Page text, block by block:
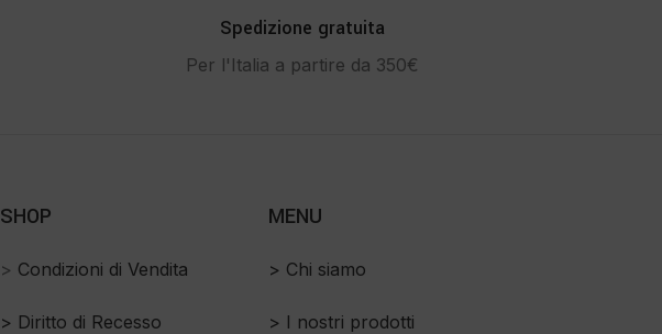
Spedizione gratuita
Per l'Italia a partire da 350€
SHOP
> Condizioni di Vendita
> Diritto di Recesso
MENU
> Chi siamo
> I nostri prodotti